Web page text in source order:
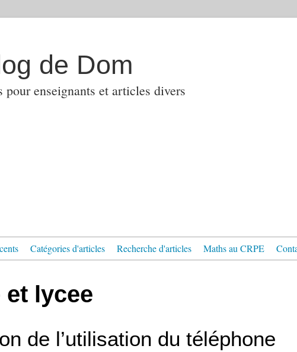
de Dom
pour enseignants et articles divers
Catégories d'articles Recherche d'articles Maths au CRPE
lycee
de l’utilisation du téléphone